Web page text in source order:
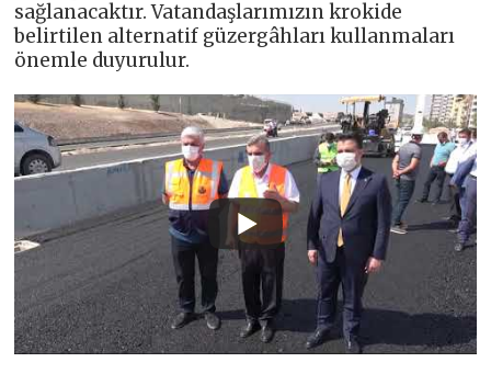
sağlanacaktır. Vatandaşlarımızın krokide
belirtilen alternatif güzergâhları kullanmaları
önemle duyurulur.